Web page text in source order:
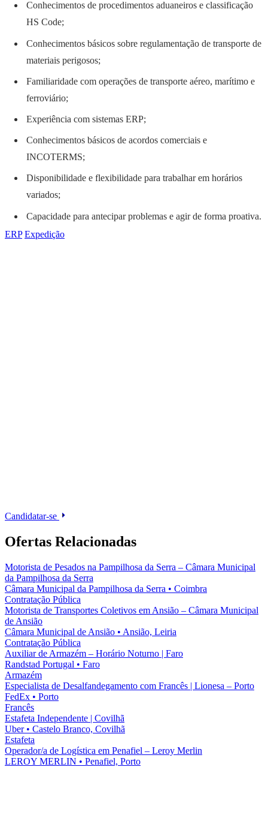
Conhecimentos de procedimentos aduaneiros e classificação
HS Code;
Conhecimentos básicos sobre regulamentação de transporte de
materiais perigosos;
Familiaridade com operações de transporte aéreo, marítimo e
ferroviário;
Experiência com sistemas ERP;
Conhecimentos básicos de acordos comerciais e
INCOTERMS;
Disponibilidade e flexibilidade para trabalhar em horários
variados;
Capacidade para antecipar problemas e agir de forma proativa.
ERP Expedição
Candidatar-se
Ofertas Relacionadas
Motorista de Pesados na Pampilhosa da Serra – Câmara Municipal
da Pampilhosa da Serra
Câmara Municipal da Pampilhosa da Serra • Coimbra
Contratação Pública
Motorista de Transportes Coletivos em Ansião – Câmara Municipal
de Ansião
Câmara Municipal de Ansião • Ansião, Leiria
Contratação Pública
Auxiliar de Armazém – Horário Noturno | Faro
Randstad Portugal • Faro
Armazém
Especialista de Desalfandegamento com Francês | Lionesa – Porto
FedEx • Porto
Francês
Estafeta Independente | Covilhã
Uber • Castelo Branco, Covilhã
Estafeta
Operador/a de Logística em Penafiel – Leroy Merlin
LEROY MERLIN • Penafiel, Porto